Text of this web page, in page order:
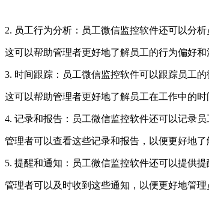
2. 员工行为分析：员工微信监控软件还可以分
这可以帮助管理者更好地了解员工的行为偏好和
3. 时间跟踪：员工微信监控软件可以跟踪员工
这可以帮助管理者更好地了解员工在工作中的
4. 记录和报告：员工微信监控软件还可以记录
管理者可以查看这些记录和报告，以便更好地了
5. 提醒和通知：员工微信监控软件还可以提供
管理者可以及时收到这些通知，以便更好地管理